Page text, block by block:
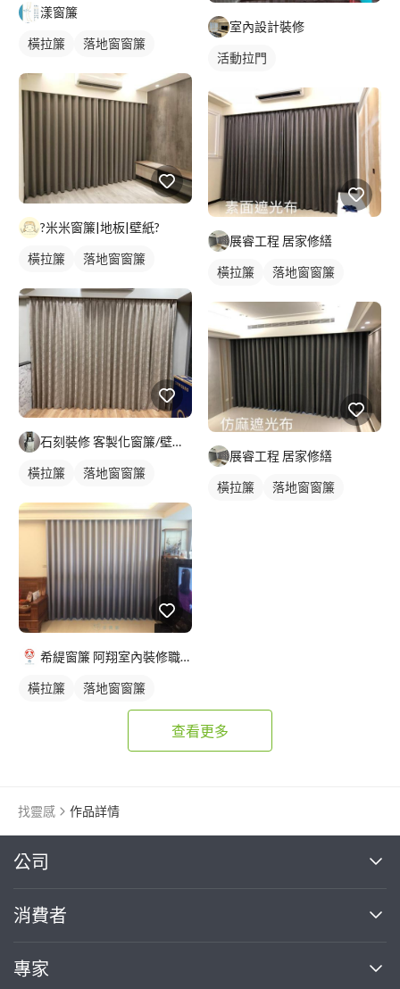
漾窗簾
橫拉簾 落地窗窗簾
?米米窗簾|地板|壁紙?
橫拉簾 落地窗窗簾
石刻裝修 客製化窗簾/壁紙/地板/系統櫃
橫拉簾 落地窗窗簾
希緹窗簾 阿翔室內裝修職人
橫拉簾 落地窗窗簾
室內設計裝修
活動拉門
展睿工程 居家修繕
橫拉簾 落地窗窗簾
展睿工程 居家修繕
橫拉簾 落地窗窗簾
查看更多
找靈感 作品詳情
公司
關於我們
部落格
消費者
買服務
專家
繼續完成